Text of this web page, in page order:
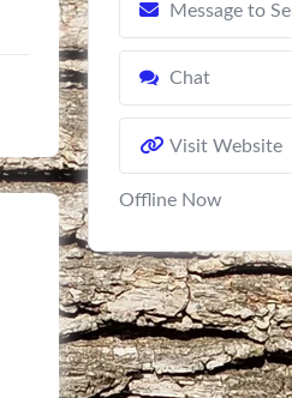
Message to
Chat
Visit Website
Offline Now